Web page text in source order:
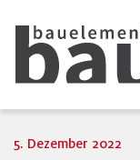
5. Dezember 2022